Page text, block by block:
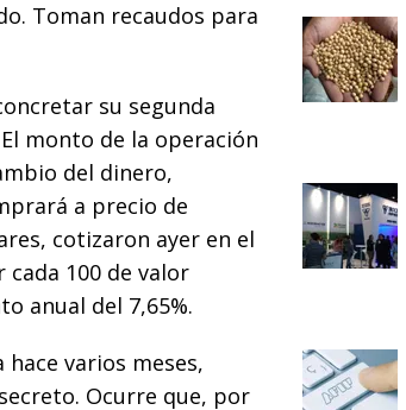
Toman recaudos para
su segunda
monto de la operación
del dinero,
a precio de
cotizaron ayer en el
cada 100 de valor
anual del 7,65%.
hace varios meses,
Ocurre que, por